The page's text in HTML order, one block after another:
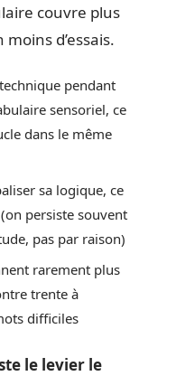
couvre plus
d’essais.
pendant
sensoriel, ce
dans le même
sa logique, ce
persiste souvent
pas par raison)
rarement plus
trente à
difficiles
le levier le